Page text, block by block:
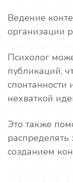
Ведение
организации
Психолог
публикаций,
спонтанности
нехваткой
Это также
созданием